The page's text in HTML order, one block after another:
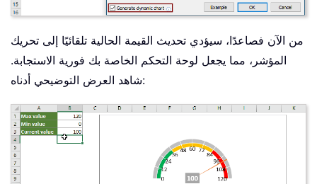
من الآن فصاعدًا، سيؤدي تحديث القيمة الحالية تلقائيًا إلى تحريك
المؤشر، مما يجعل لوحة التحكم الخاصة بك فورية الاستجابة.
شاهد العرض التوضيحي أدناه: